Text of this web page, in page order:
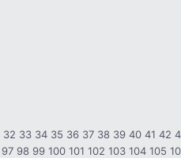
32 33 34 35 36 37 38 39 40 41 42
97 98 99 100 101 102 103 104 105